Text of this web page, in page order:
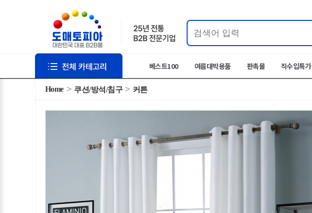
베스트100 여름대박용품 판촉물 직수입특가
Home 쿠션/방석/침구 커튼